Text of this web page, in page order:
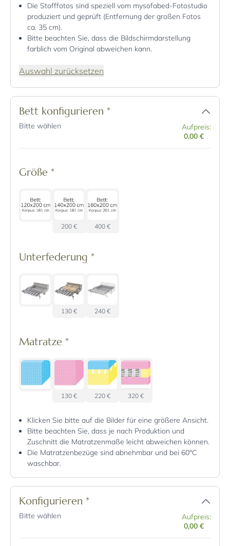
Die Stofffotos sind speziell vom mysofabed-Fotostudio
produziert und geprüft (Entfernung der großen Fotos
ca. 35 cm).
Bitte beachten Sie, dass die Bildschirmdarstellung
farblich vom Original abweichen kann.
Auswahl zurücksetzen
Bett konfigurieren *
Bitte wählen
Aufpreis:
0,00 €
Größe *
200 € 400 €
Unterfederung *
130 € 240 €
Matratze *
130 € 220 € 320 €
Klicken Sie bitte auf die Bilder für eine größere Ansicht.
Bitte beachten Sie, dass je nach Produktion und
Zuschnitt die Matratzenmaße leicht abweichen können.
Die Matratzenbezüge sind abnehmbar und bei 60°C
waschbar.
Konfigurieren *
Bitte wählen
Aufpreis:
0,00 €